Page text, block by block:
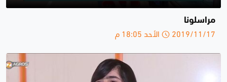
مراسلونا
2019/11/17 الأحد 18:05 م